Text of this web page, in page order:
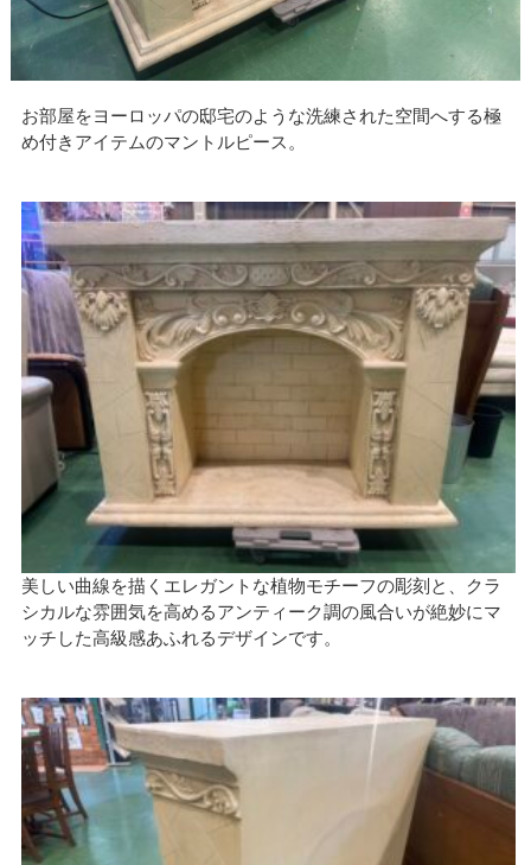
お部屋をヨーロッパの邸宅のような洗練された空間へする極
め付きアイテムのマントルピース。
美しい曲線を描くエレガントな植物モチーフの彫刻と、クラ
シカルな雰囲気を高めるアンティーク調の風合いが絶妙にマ
ッチした高級感あふれるデザインです。